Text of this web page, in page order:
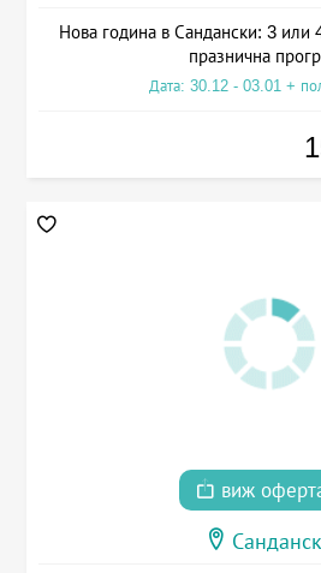
Нова година в Сандански: 3 или
празнична
Дата: 30.12 - 03.01 +
виж